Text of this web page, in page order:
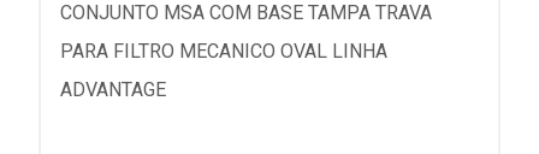
CONJUNTO MSA COM BASE TAMPA TRAVA
PARA FILTRO MECANICO OVAL LINHA
ADVANTAGE